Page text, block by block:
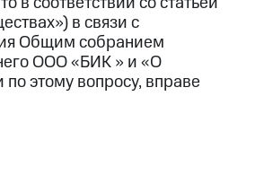
в связи с
Общим собранием
ООО «БИК » и «О
этому вопросу, вправе